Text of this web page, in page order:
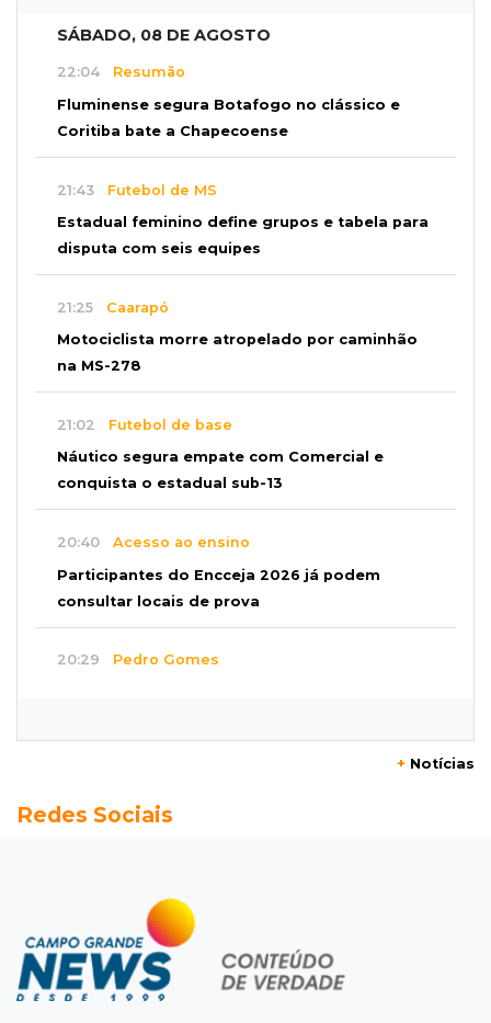
SÁBADO, 08 DE AGOSTO
22:04 Resumão
Fluminense segura Botafogo no clássico e
Coritiba bate a Chapecoense
21:43 Futebol de MS
Estadual feminino define grupos e tabela para
disputa com seis equipes
21:25 Caarapó
Motociclista morre atropelado por caminhão
na MS-278
21:02 Futebol de base
Náutico segura empate com Comercial e
conquista o estadual sub-13
20:40 Acesso ao ensino
Participantes do Encceja 2026 já podem
consultar locais de prova
20:29 Pedro Gomes
Pantanal treina em Goiânia antes de jogo que
Campeonato Brasileiro
Remo busca empate com Atlético-MG e segue
na zona de rebaixamento
+ Notícias
Redes Sociais